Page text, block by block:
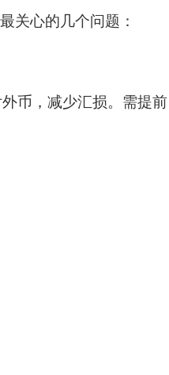
关心的几个问题：
币，减少汇损。需提前